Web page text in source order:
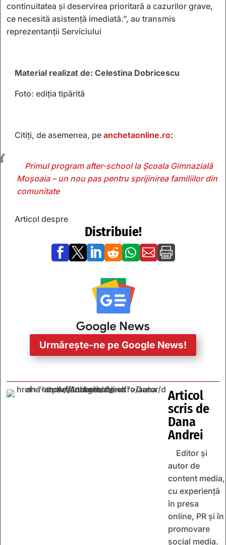
continuitatea și deservirea prioritară a cazurilor grave,
ce necesită asistență imediată.”, au transmis
reprezentanții Serviciului
Material realizat de: Celestina Dobricescu
Foto: ediția tipărită
Citiți, de asemenea, pe anchetaonline.ro:
Primul program after-school la Școala Gimnazială
Moșoaia – un nou pas pentru sprijinirea familiilor din
comunitate
Articol despre
Distribuie!
      
Urmărește-ne pe Google News!
Articol
scris de
Dana
Andrei
Editor și
autor de
content media,
cu experiență
în presa
online, PR și în
promovare
social media.